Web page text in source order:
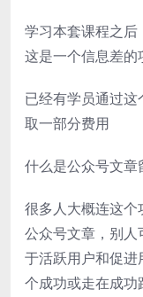
学习本套课程之后
这是一个信息差的
已经有学员通过
取一部分费用
什么是公众号文章
很多人大概连这
公众号文章，别
于活跃用户和促
个成功或走在成